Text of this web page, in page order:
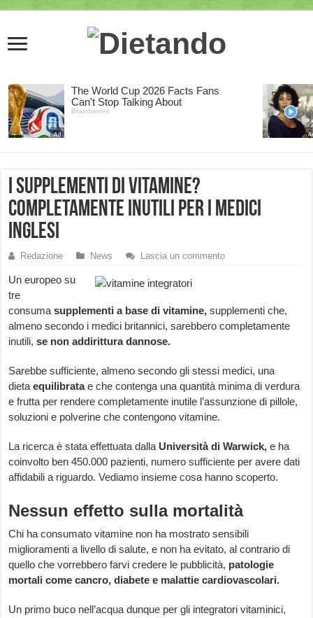
I supplementi di vitamine?
Completamente inutili per i medici
inglesi
Redazione News Lascia un commento
Un europeo su
tre
consumasupplementi a base di vitamine,supplementi che,
almeno secondo i medici britannici, sarebbero completamente
inutili,se non addirittura dannose.
Sarebbe sufficiente, almeno secondo gli stessi medici, una
dietaequilibratae che contenga una quantità minima di verdura
e frutta per rendere completamente inutile l’assunzione di pillole,
soluzioni e polverine che contengono vitamine.
La ricerca è stata effettuata dalla Università di Warwick,e ha
coinvolto ben 450.000 pazienti, numero sufficiente per avere dati
affidabili a riguardo. Vediamo insieme cosa hanno scoperto.
Nessun effetto sulla mortalità
Chi ha consumato vitamine non ha mostrato sensibili
miglioramenti a livello di salute, e non ha evitato, al contrario di
quello che vorrebbero farvi credere le pubblicità, patologie
mortali come cancro, diabete e malattie cardiovascolari.
Un primo buco nell’acqua dunque per gli integratori vitaminici,